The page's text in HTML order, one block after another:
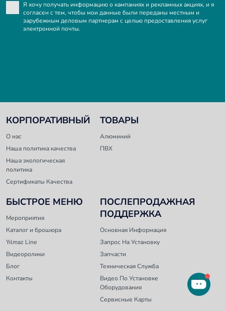
Я хочу получать информацию о кампаниях и рекламных акциях, и я
согласен с тем, чтобы мои данные были переданы местным и
зарубежным деловым партнерам с целью предоставления услуг
электронной почты.
КОРПОРАТИВНЫЙ
O нас
Наша политика качества
Наша экологическая
политика
Сертификаты Качества
ТОВАРЫ
Алюминий
ПВХ
БЫСТРОЕ МЕНЮ
Мероприятия
Каталог и брошюра
Yılmaz Line
Видеоролики
Блог
Контакты
ПОСЛЕПРОДАЖНАЯ
ПОДДЕРЖКА
Основная Информация
Запрос На Установку
Запчасти
Техническая Служба
Видео По Установке
Оборудования
Сервисные Карты